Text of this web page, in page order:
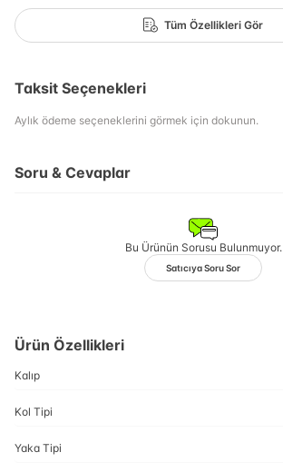
Tüm Özellikleri Gör
Taksit Seçenekleri
Aylık ödeme seçeneklerini görmek için dokunun.
Soru & Cevaplar
Bu Ürünün Sorusu Bulunmuyor.
Satıcıya Soru Sor
Ürün Özellikleri
Kalıp
Kol Tipi
Yaka Tipi